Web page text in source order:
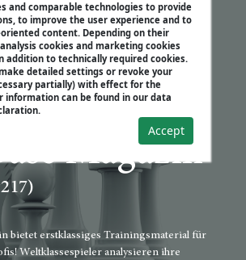
and comparable technologies to provide
to improve the user experience and to
content. Depending on their
cookies and marketing cookies
addition to technically required cookies.
detailed settings or revoke your
partially) with effect for the
information can be found in our data
Accept
Magazin
bietet erstklassiges Trainingsmaterial für
Weltklassespieler analysieren ihre